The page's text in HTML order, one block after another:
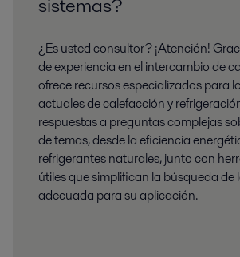
¿Es usted consultor? ¡Atención!
de experiencia en el intercambio de
ofrece recursos especializados para
actuales de calefacción y
respuestas a preguntas complejas
de temas, desde la eficiencia
refrigerantes naturales, junto con
útiles que simplifican la búsqueda de
adecuada para su aplicación.